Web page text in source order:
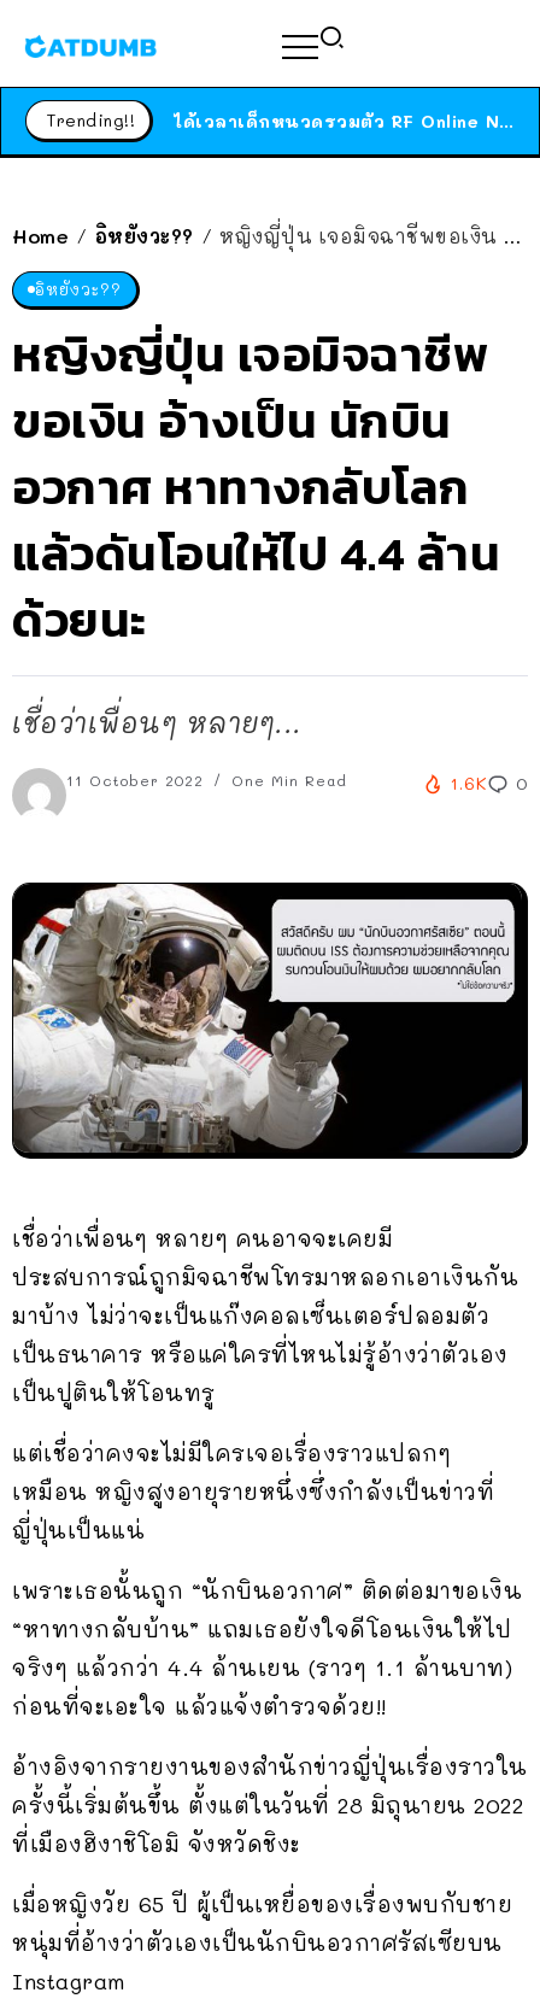
Trending!! ได้เวลาเด็กหนวดรวมตัว RF Online Next เปิดให้เล่นแล้ว เกม Sci-Fi MMORPG ระดับตำนาน เล่นได้ทั้งมือถือและ PC
Home / อิหยังวะ?? / หญิงญี่ปุ่น เจอมิจฉาชีพขอเงิน อ้างเป็น นักบินอวกาศ หาทางกลับโลก แล้วดันโอนให้ไป 4.4 ล้าน ด้วยนะ
อิหยังวะ??
หญิงญี่ปุ่น เจอมิจฉาชีพ
ขอเงิน อ้างเป็น นักบิน
อวกาศ หาทางกลับโลก
แล้วดันโอนให้ไป 4.4 ล้าน
ด้วยนะ
เชื่อว่าเพื่อนๆ หลายๆ...
11 October 2022 One Min Read 1.6K 0
เชื่อว่าเพื่อนๆ หลายๆ คนอาจจะเคยมี
ประสบการณ์ถูกมิจฉาชีพโทรมาหลอกเอาเงินกัน
มาบ้าง ไม่ว่าจะเป็นแก๊งคอลเซ็นเตอร์ปลอมตัว
เป็นธนาคาร หรือแค่ใครที่ไหนไม่รู้อ้างว่าตัวเอง
เป็นปูตินให้โอนทรู
แต่เชื่อว่าคงจะไม่มีใครเจอเรื่องราวแปลกๆ
เหมือน หญิงสูงอายุรายหนึ่งซึ่งกำลังเป็นข่าวที่
ญี่ปุ่นเป็นแน่
เพราะเธอนั้นถูก “นักบินอวกาศ” ติดต่อมาขอเงิน
“หาทางกลับบ้าน” แถมเธอยังใจดีโอนเงินให้ไป
จริงๆ แล้วกว่า 4.4 ล้านเยน (ราวๆ 1.1 ล้านบาท)
ก่อนที่จะเอะใจ แล้วแจ้งตำรวจด้วย!!
อ้างอิงจากรายงานของสำนักข่าวญี่ปุ่นเรื่องราวใน
ครั้งนี้เริ่มต้นขึ้น ตั้งแต่ในวันที่ 28 มิถุนายน 2022
ที่เมืองฮิงาชิโอมิ จังหวัดชิงะ
เมื่อหญิงวัย 65 ปี ผู้เป็นเหยื่อของเรื่องพบกับชาย
หนุ่มที่อ้างว่าตัวเองเป็นนักบินอวกาศรัสเซียบน
Instagram